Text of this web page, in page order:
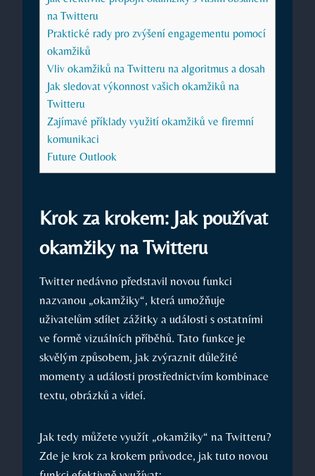
na Twitteru
Praktické rady pro zvýšení engagementu pomocí
okamžiků
Vliv okamžiků na Twitteru na algoritmus a dosah
Jak sledovat výkonnost vašich okamžiků na
Twitteru
Zajímavé příklady využití okamžiků ve firemní
komunikaci
Future Outlook
Krok za krokem: Jak používat
okamžiky na Twitteru
Twitter nedávno představil novou funkci
nazvanou „okamžiky“, která umožňuje
uživatelům sdílet zážitky a události s ostatními
ve formě vizuálních příběhů. Tato funkce je
skvělým způsobem, jak zvýraznit důležité
momenty a události prostřednictvím kombinace
textu, obrázků a videí.
Jak tedy můžete využít „okamžiky“ na Twitteru?
Zde je krok za krokem průvodce, jak tuto novou